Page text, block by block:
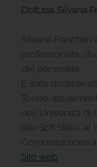
Dott.ssa Silvana
Silvana
professionista, di
del personale.
È stata docente
Torino,
dell’Università di
alle Soft Skills, al
Comunicazione
Sito web